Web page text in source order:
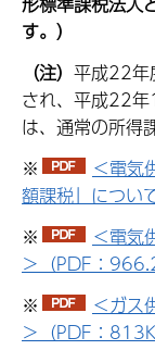
す。）
（注） 平成22年
され、平成22
は、通常の所得
※
＜電気
額課税」につい
※
＜電気
＞（PDF：
※
＜ガス
＞（PDF：